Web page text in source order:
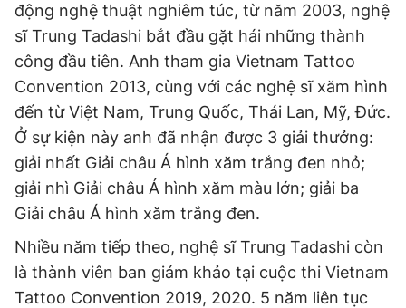
động nghệ thuật nghiêm túc, từ năm 2003, nghệ
sĩ Trung Tadashi bắt đầu gặt hái những thành
công đầu tiên. Anh tham gia Vietnam Tattoo
Convention 2013, cùng với các nghệ sĩ xăm hình
đến từ Việt Nam, Trung Quốc, Thái Lan, Mỹ, Đức.
Ở sự kiện này anh đã nhận được 3 giải thưởng:
giải nhất Giải châu Á hình xăm trắng đen nhỏ;
giải nhì Giải châu Á hình xăm màu lớn; giải ba
Giải châu Á hình xăm trắng đen.
Nhiều năm tiếp theo, nghệ sĩ Trung Tadashi còn
là thành viên ban giám khảo tại cuộc thi Vietnam
Tattoo Convention 2019, 2020. 5 năm liên tục